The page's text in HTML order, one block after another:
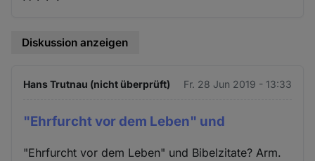
Diskussion anzeigen
Hans Trutnau (nicht überprüft) Fr. 28 Jun 2019 - 13:33
"Ehrfurcht vor dem Leben" und
"Ehrfurcht vor dem Leben" und Bibelzitate? Arm.